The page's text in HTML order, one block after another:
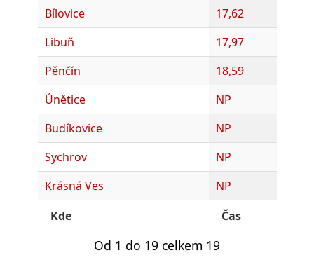
Bílovice
17,62
Libuň
17,97
Pěnčín
18,59
Únětice
NP
Budíkovice
NP
Sychrov
NP
Krásná Ves
NP
Kde
Čas
Od 1 do 19 celkem 19